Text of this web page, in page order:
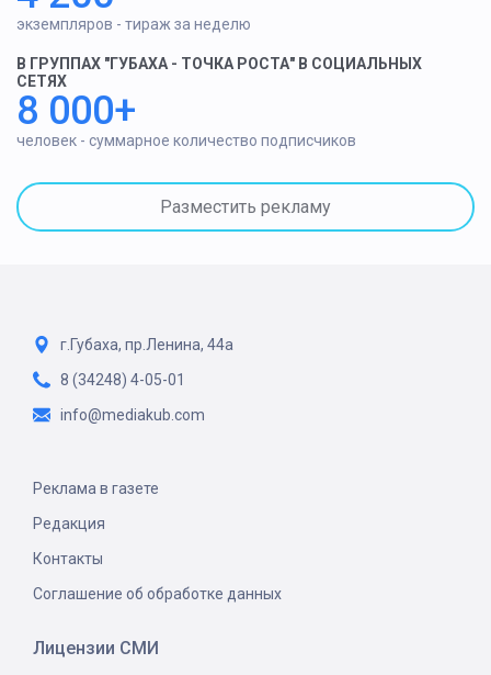
экземпляров - тираж за неделю
В ГРУППАХ "ГУБАХА - ТОЧКА РОСТА" В СОЦИАЛЬНЫХ
СЕТЯХ
8 000+
человек - суммарное количество подписчиков
Разместить рекламу
г.Губаха, пр.Ленина, 44а
8 (34248) 4-05-01
info@mediakub.com
Реклама в газете
Редакция
Контакты
Соглашение об обработке данных
Лицензии СМИ